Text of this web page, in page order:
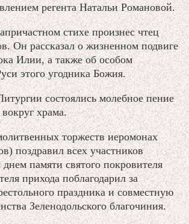
регента Натальи Романовой.
стихе произнес чтец
Он рассказал о жизненном подвиге
Илии, а также об особом
этого угодника Божия.
состоялись молебное пение
храма.
торжеств иеромонах
поздравил всех участников
памяти святого покровителя
прихода поблагодарил за
праздника и совместную
Зеленодольского благочиния.